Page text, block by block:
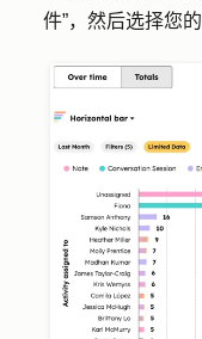
件”，然后选择您的